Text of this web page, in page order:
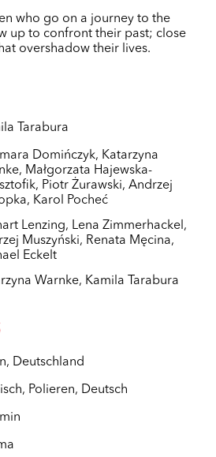
who go on a journey to the
up to confront their past; close
overshadow their lives.
Tarabura
Domińczyk, Katarzyna
, Małgorzata Hajewska-
, Piotr Żurawski,Andrzej
, Karol Pocheć
Lenzing, Lena Zimmerhackel,
Muszyński, Renata Męcina,
Eckelt
Warnke, Kamila Tarabura
, Deutschland
, Polieren, Deutsch